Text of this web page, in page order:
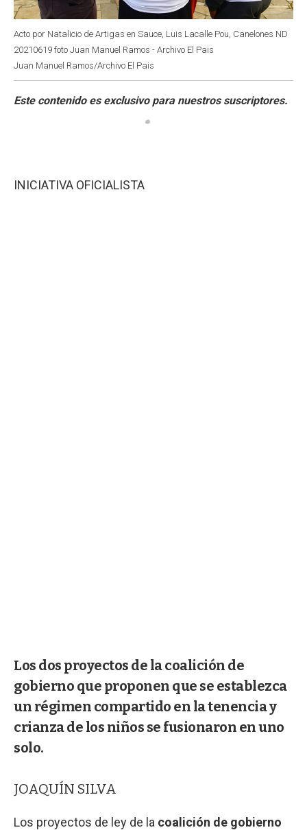
Acto por Natalicio de Artigas en Sauce, Luis Lacalle Pou, Canelones ND
20210619 foto Juan Manuel Ramos - Archivo El Pais
Juan Manuel Ramos/Archivo El Pais
INICIATIVA OFICIALISTA
Los dos proyectos de la coalición de
gobierno que proponen que se establezca
un régimen compartido en la tenencia y
crianza de los niños se fusionaron en uno
solo.
JOAQUÍN SILVA
Los proyectos de ley de la coalición de gobierno